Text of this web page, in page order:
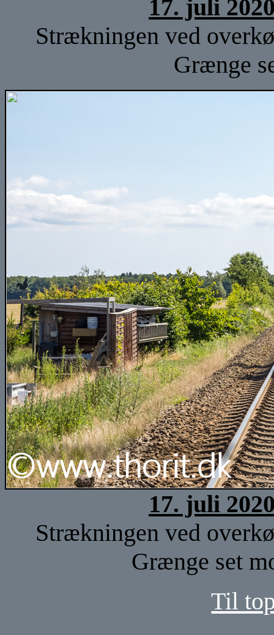
17. juli
Strækningen ved
Grænge
17. juli
Strækningen ved
Grænge set
Til